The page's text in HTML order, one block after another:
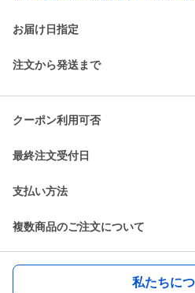
お届け日指定
注文から発送まで
クーポン利用可否
最終注文受付日
支払い方法
複数商品のご注文について
私たちに